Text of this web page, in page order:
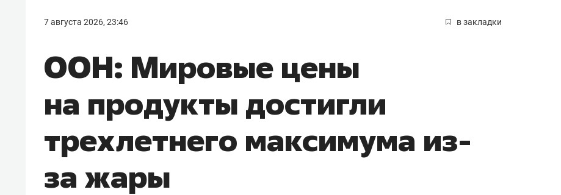
7 августа 2026, 23:46 в закладки
ООН: Мировые цены
на продукты достигли
трехлетнего максимума из-
за жары